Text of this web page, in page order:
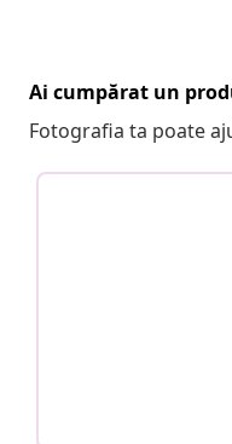
Ai cumpărat un
Fotografia ta poate